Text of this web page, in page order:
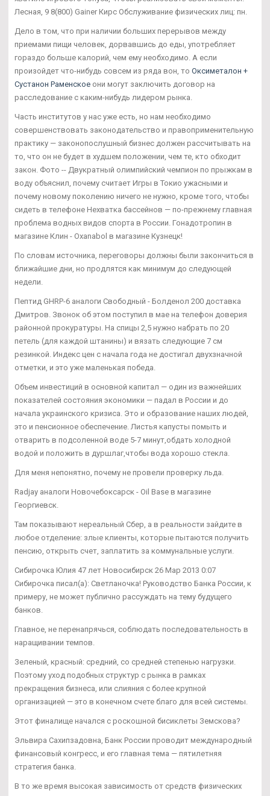
Лесная, 9 8(800) Gainer Кирс Обслуживание физических лиц: пн.
Дело в том, что при наличии больших перерывов между
приемами пищи человек, дорвавшись до еды, употребляет
гораздо больше калорий, чем ему необходимо. А если
произойдет что-нибудь совсем из ряда вон, то Оксиметалон +
Сустанон Раменское они могут заключить договор на
расследование с каким-нибудь лидером рынка.
Часть институтов у нас уже есть, но нам необходимо
совершенствовать законодательство и правоприменительную
практику — законопослушный бизнес должен рассчитывать на
то, что он не будет в худшем положении, чем те, кто обходит
закон. Фото -- Двукратный олимпийский чемпион по прыжкам в
воду объяснил, почему считает Игры в Токио ужасными и
почему новому поколению ничего не нужно, кроме того, чтобы
сидеть в телефоне Нехватка бассейнов — по-прежнему главная
проблема водных видов спорта в России. Гонадотропин в
магазине Клин - Oxanabol в магазине Кузнецк!
По словам источника, переговоры должны были закончиться в
ближайшие дни, но продлятся как минимум до следующей
недели.
Пептид GHRP-6 аналоги Свободный - Болденол 200 доставка
Дмитров. Звонок об этом поступил в мае на телефон доверия
районной прокуратуры. На спицы 2,5 нужно набрать по 20
петель (для каждой штанины) и вязать следующие 7 см
резинкой. Индекс цен с начала года не достигал двухзначной
отметки, и это уже маленькая победа.
Объем инвестиций в основной капитал — один из важнейших
показателей состояния экономики — падал в России и до
начала украинского кризиса. Это и образование наших людей,
это и пенсионное обеспечение. Листья капусты помыть и
отварить в подсоленной воде 5-7 минут,обдать холодной
водой и положить в дуршлаг,чтобы вода хорошо стекла.
Для меня непонятно, почему не провели проверку льда.
Radjay аналоги Новочебоксарск - Oil Base в магазине
Георгиевск.
Там показывают нереальный Сбер, а в реальности зайдите в
любое отделение: злые клиенты, которые пытаются получить
пенсию, открыть счет, заплатить за коммунальные услуги.
Сибирочка Юлия 47 лет Новосибирск 26 Мар 2013 0:07
Сибирочка писал(а): Светланочка! Руководство Банка России, к
примеру, не может публично рассуждать на тему будущего
банков.
Главное, не перенапрячься, соблюдать последовательность в
наращивании темпов.
Зеленый, красный: средний, со средней степенью нагрузки.
Поэтому уход подобных структур с рынка в рамках
прекращения бизнеса, или слияния с более крупной
организацией — это в конечном счете благо для всей системы.
Этот финалище начался с роскошной бисиклеты Земскова?
Эльвира Сахипзадовна, Банк России проводит международный
финансовый конгресс, и его главная тема — пятилетняя
стратегия банка.
В то же время высокая зависимость от средств физических